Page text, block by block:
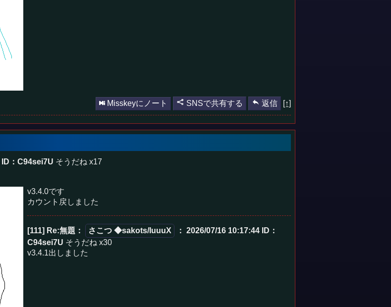
Misskeyにノート SNSで共有する 返信 [↑]
ID：C94sei7U そうだね x17
v3.4.0です
カウント戻しました
[111] Re:無題 ： さこつ ◆sakots/IuuuX ： 2026/07/16 10:17:44
ID：
C94sei7U そうだね x30
v3.4.1出しました